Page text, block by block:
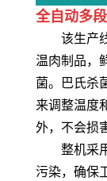
全自动多
该生产线
温肉制品，
菌。巴氏杀
来调整温度
外，不会损
整机采用
污染，确保